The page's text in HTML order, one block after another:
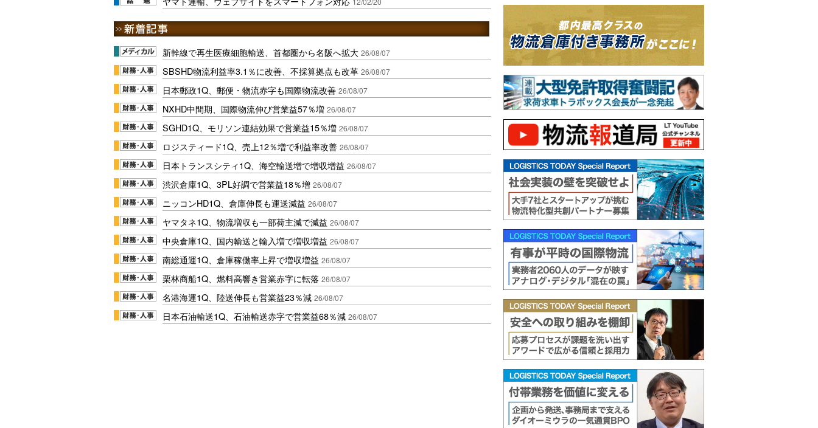
新幹線で再生医療細胞輸送、首都圏から名阪へ拡大 26/08/07
SBSHD物流利益率3.1％に改善、不採算拠点も改革 26/08/07
日本郵政1Q、郵便・物流赤字も国際物流改善 26/08/07
NXHD中間期、国際物流伸び営業益57％増 26/08/07
SGHD1Q、モリソン連結効果で営業益15％増 26/08/07
ロジスティード1Q、売上12％増で利益率改善 26/08/07
日本トランスシティ1Q、海空輸送増で増収増益 26/08/07
渋沢倉庫1Q、3PL好調で営業益18％増 26/08/07
ニッコンHD1Q、倉庫伸長も運送減益 26/08/07
ヤマタネ1Q、物流増収も一部荷主減で減益 26/08/07
中央倉庫1Q、国内輸送と輸入増で増収増益 26/08/07
南総通運1Q、倉庫稼働率上昇で増収増益 26/08/07
栗林商船1Q、燃料高響き営業赤字に転落 26/08/07
名港海運1Q、陸送伸長も営業益23％減 26/08/07
日本石油輸送1Q、石油輸送赤字で営業益68％減 26/08/07